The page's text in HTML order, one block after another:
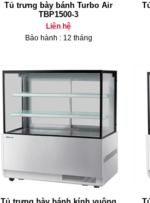
Tủ trưng bày bánh Turbo Air
TBP1500-3
Liên hệ
Bảo hành : 12 tháng